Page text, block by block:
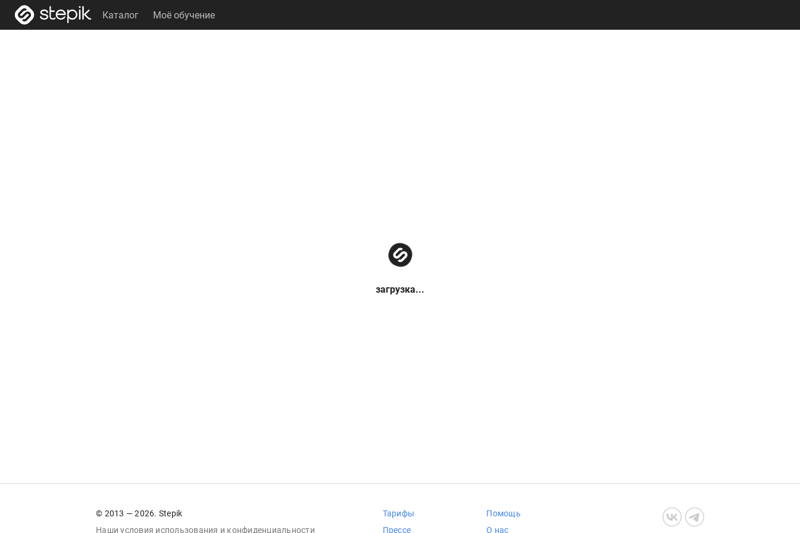
Каталог Моё обучение
загрузка...
© 2013 — 2026. Stepik
Наши условия использования и конфиденциальности
Тарифы
Прессе
Помощь
О нас